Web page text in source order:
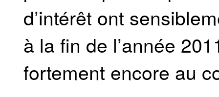
d’intérêt ont
à la fin de l’année
fortement encore au